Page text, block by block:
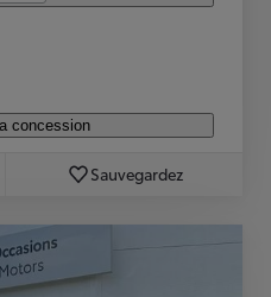
concession
Sauvegardez